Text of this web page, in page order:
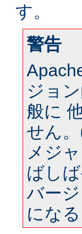
す。
警告
ジョ
般に
せん
メジ
ばし
バー
にな